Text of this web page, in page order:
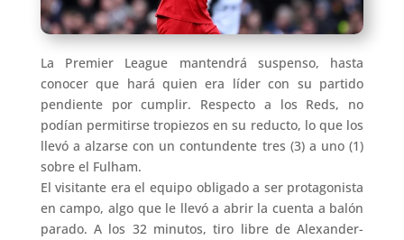
La Premier League mantendrá suspenso, hasta
conocer que hará quien era líder con su partido
pendiente por cumplir. Respecto a los Reds, no
podían permitirse tropiezos en su reducto, lo que los
llevó a alzarse con un contundente tres (3) a uno (1)
sobre el Fulham.
El visitante era el equipo obligado a ser protagonista
en campo, algo que le llevó a abrir la cuenta a balón
parado. A los 32 minutos, tiro libre de Alexander-